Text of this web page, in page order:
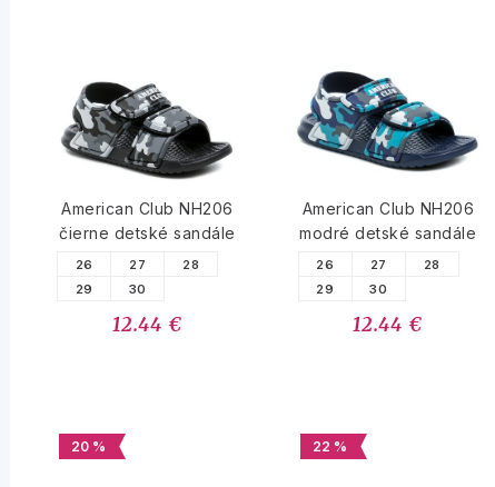
American Club NH206
čierne detské sandále
26 27
28
29
30
12.44 €
American Club NH206
modré detské sandále
26 27
28
29
30
12.44 €
20 % 22 %